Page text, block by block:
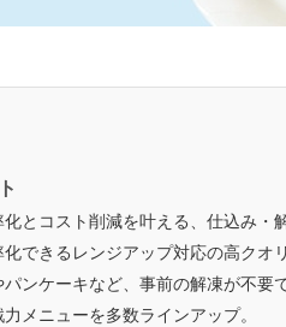
とコスト削減を叶える、仕込み・
できるレンジアップ対応の高クオ
ンケーキなど、事前の解凍が不要
メニューを多数ラインアップ。